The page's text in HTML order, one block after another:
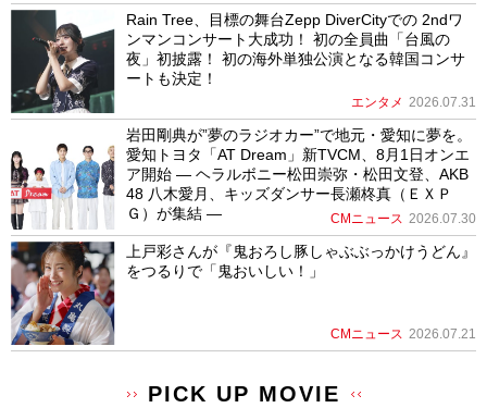
Rain Tree、目標の舞台Zepp DiverCityでの 2ndワ
ンマンコンサート大成功！ 初の全員曲「台風の
夜」初披露！ 初の海外単独公演となる韓国コンサ
ートも決定！
エンタメ 2026.07.31
岩田剛典が”夢のラジオカー”で地元・愛知に夢を。
愛知トヨタ「AT Dream」新TVCM、8月1日オンエ
ア開始 ― ヘラルボニー松田崇弥・松田文登、AKB
48 八木愛月、キッズダンサー長瀬柊真（ＥＸＰ
Ｇ）が集結 ―
CMニュース 2026.07.30
上戸彩さんが『鬼おろし豚しゃぶぶっかけうどん』
をつるりで「鬼おいしい！」
CMニュース 2026.07.21
PICK UP MOVIE